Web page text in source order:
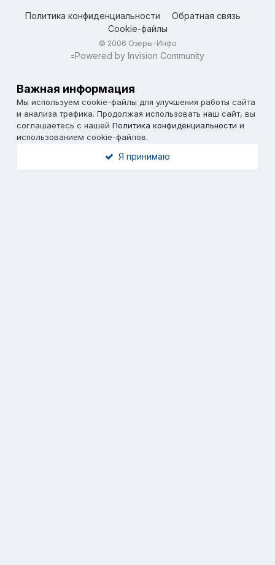
Политика конфиденциальности
Обратная связь
Cookie-файлы
© 2006 Озёры-Инфо
=Powered by Invision Community
Важная информация
Мы используем cookie-файлы для улучшения работы сайта
и анализа трафика. Продолжая использовать наш сайт, вы
соглашаетесь с нашей Политика конфиденциальности и
использованием cookie-файлов.
Я принимаю